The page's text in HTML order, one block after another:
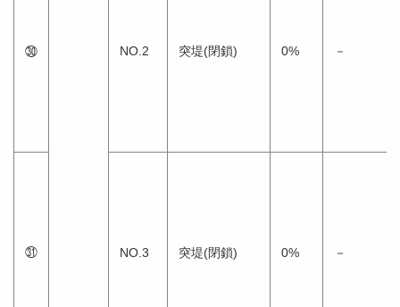
㉚ NO.2 突堤(閉鎖) 0% －
㉛ NO.3 突堤(閉鎖) 0% －